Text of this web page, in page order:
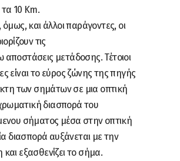
10 Km.
και άλλοι παράγοντες, οι
τις
μετάδοσης. Τέτοιοι
είναι το εύρος ζώνης της πηγής
των σημάτων σε μια οπτική
διασπορά του
σήματος μέσα στην οπτική
διασπορά αυξάνεται με την
εξασθενίζει το σήμα.